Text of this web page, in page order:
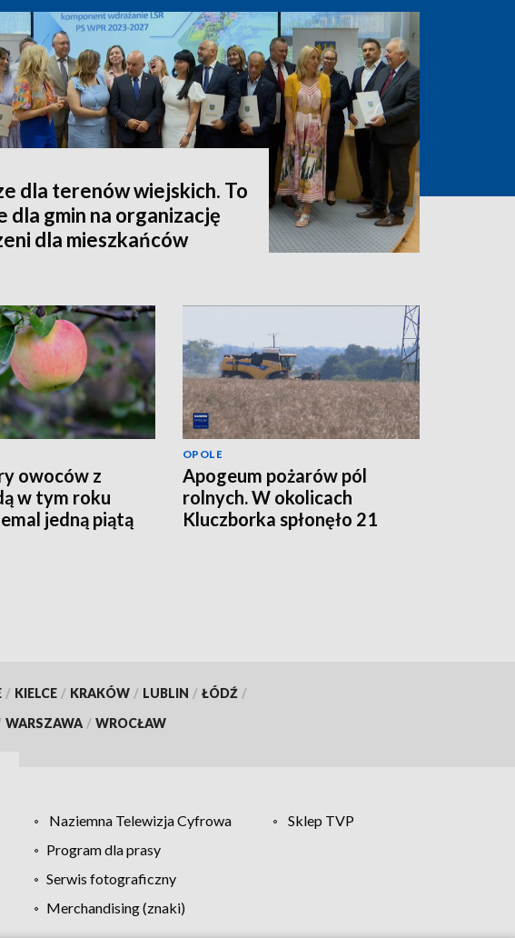
dla terenów wiejskich. To
dla gmin na organizację
dla mieszkańców
owoców z
w tym roku
jedną piątą
OPOLE
Apogeum pożarów pól
rolnych. W okolicach
Kluczborka spłonęło 21
/ KIELCE / KRAKÓW / LUBLIN / ŁÓDŹ /
WARSZAWA / WROCŁAW
Naziemna Telewizja Cyfrowa
Sklep TVP
Program dla prasy
Serwis fotograficzny
Merchandising (znaki)